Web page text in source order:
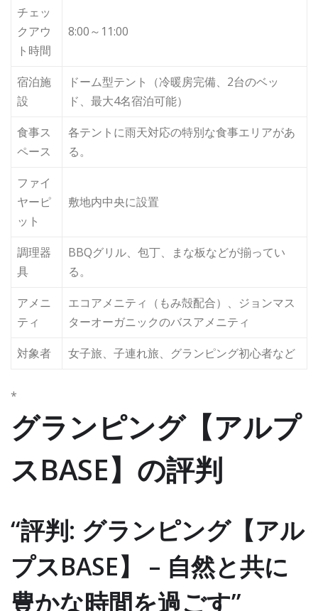
チェッ
クアウ
ト時間
8:00～11:00
宿泊施
設
ドーム型テント（冷暖房完備、2台のベッ
ド、最大4名宿泊可能）
食事ス
ペース
各テントに雨天対応の特別な食事エリアがあ
る。
ファイ
ヤーピ
ット
敷地内中央に設置
調理器
具
BBQグリル、包丁、まな板などが揃ってい
る。
アメニ
ティ
エコアメニティ（もみ殻配合）、ジョンマス
ターオーガニックのバスアメニティ
対象者
女子旅、子連れ旅、グランピング初心者など
*
グランピング【アルプ
スBASE】の評判
“評判: グランピング【アル
プスBASE】 – 自然と共に
豊かな時間を過ごす”